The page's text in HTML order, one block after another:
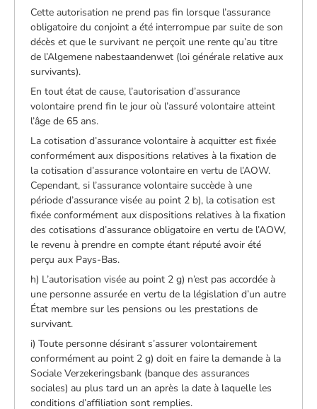
Cette autorisation ne prend pas fin lorsque l’assurance
obligatoire du conjoint a été interrompue par suite de son
décès et que le survivant ne perçoit une rente qu’au titre
de l’Algemene nabestaandenwet (loi générale relative aux
survivants).
En tout état de cause, l’autorisation d’assurance
volontaire prend fin le jour où l’assuré volontaire atteint
l’âge de 65 ans.
La cotisation d’assurance volontaire à acquitter est fixée
conformément aux dispositions relatives à la fixation de
la cotisation d’assurance volontaire en vertu de l’AOW.
Cependant, si l’assurance volontaire succède à une
période d’assurance visée au point 2 b), la cotisation est
fixée conformément aux dispositions relatives à la fixation
des cotisations d’assurance obligatoire en vertu de l’AOW,
le revenu à prendre en compte étant réputé avoir été
perçu aux Pays-Bas.
h) L’autorisation visée au point 2 g) n’est pas accordée à
une personne assurée en vertu de la législation d’un autre
État membre sur les pensions ou les prestations de
survivant.
i) Toute personne désirant s’assurer volontairement
conformément au point 2 g) doit en faire la demande à la
Sociale Verzekeringsbank (banque des assurances
sociales) au plus tard un an après la date à laquelle les
conditions d’affiliation sont remplies.